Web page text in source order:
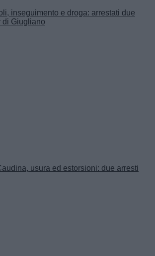
inseguimento e droga: arrestati due
di Giugliano
usura ed estorsioni: due arresti